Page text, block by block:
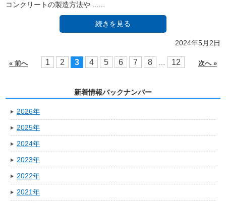
コンクリートの製造方法や ...…
続きを見る
2024年5月2日
« 前へ 1 2 3 4 5 6 7 8 … 12 次へ »
新着情報バックナンバー
2026年
2025年
2024年
2023年
2022年
2021年